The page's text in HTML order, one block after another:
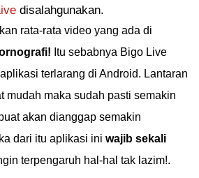
disalahgunakan.
rata-rata video yang ada di
Itu sebabnya Bigo Live
terlarang di Android. Lantaran
mudah maka sudah pasti semakin
akan dianggap semakin
dari itu aplikasi ini wajib sekali
terpengaruh hal-hal tak lazim!.